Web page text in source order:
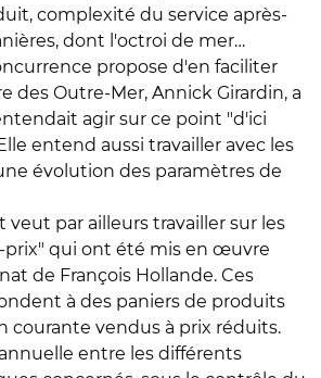
complexité du service après-
dont l'octroi de mer…
propose d'en faciliter
des Outre-Mer, Annick Girardin, a
agir sur ce point "d'ici
entend aussi travailler avec les
évolution des paramètres de
par ailleurs travailler sur les
prix" qui ont été mis en œuvre
de François Hollande. Ces
à des paniers de produits
courante vendus à prix réduits.
entre les différents